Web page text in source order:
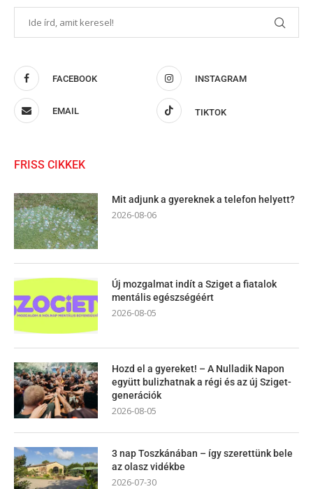
FACEBOOK INSTAGRAM
EMAIL TIKTOK
FRISS CIKKEK
Mit adjunk a gyereknek a telefon helyett?
2026-08-06
Új mozgalmat indít a Sziget a fiatalok
mentális egészségéért
2026-08-05
Hozd el a gyereket! – A Nulladik Napon
együtt bulizhatnak a régi és az új Sziget-
generációk
2026-08-05
3 nap Toszkánában – így szerettünk bele
az olasz vidékbe
2026-07-30